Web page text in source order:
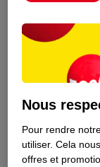
Nous
Pour rendre
utiliser. Cela
offres et